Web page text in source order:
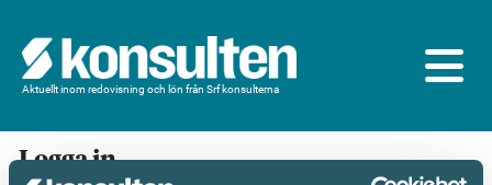
Aktuellt inom redovisning och lön från Srf konsulterna
Logga in